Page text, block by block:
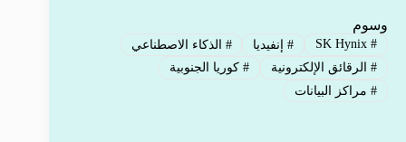
وسوم
#
SK Hynix
#إنفيديا # الذكاء الاصطناعي
#الرقائق الإلكترونية #كوريا الجنوبية
#مراكز البيانات